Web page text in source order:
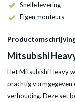
Snelle levering
Eigen monteurs
Mitsubishi
Het Mitsubishi Heavy
prachtig vormgegeven
verhouding. Deze set